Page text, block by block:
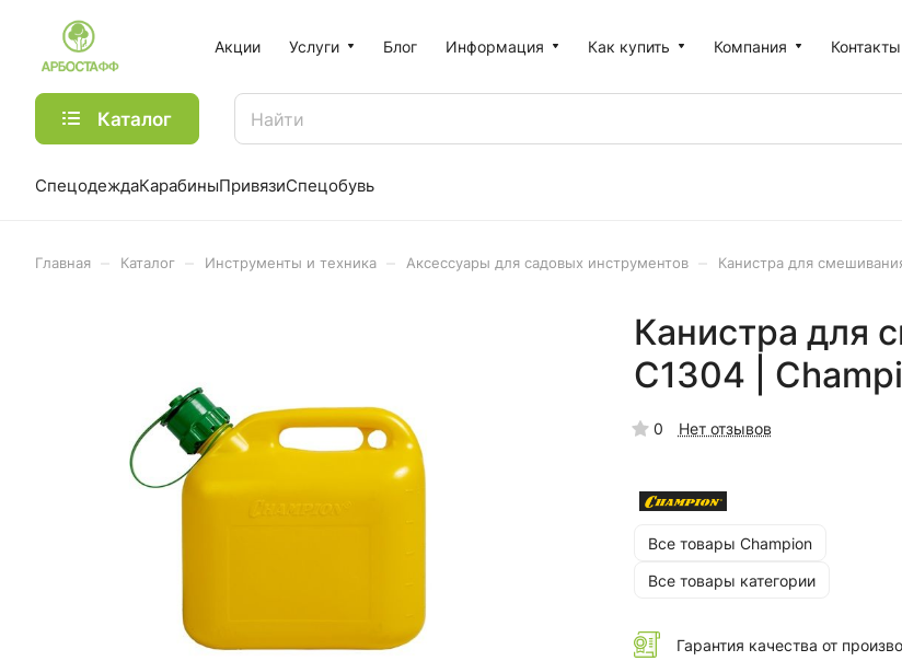
Акции Услуги Блог Информация Как купить Компания Контакты
Каталог
СпецодеждаКарабиныПривязиСпецобувь
Главная Каталог Инструменты и техника Аксессуары для садовых инструментов Канистра для
Канистра для
C1304 |
0 Нет отзывов
Все товары Champion
Все товары категории
Гарантия качества от